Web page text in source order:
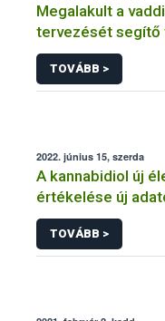
Megalakult a
tervezését segítő
TOVÁBB >
2022. június 15, szerda
A kannabidiol új
értékelése új
TOVÁBB >